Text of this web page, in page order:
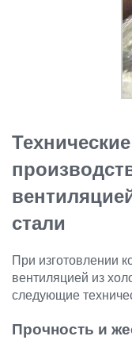
стали
При изготовлении
вентиляцией из
следующие
Прочность и